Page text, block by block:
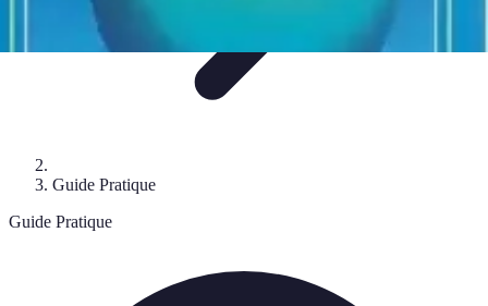
Guide Pratique
Guide Pratique